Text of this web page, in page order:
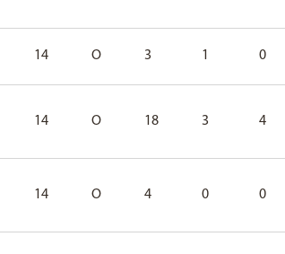
14 O 3 1 0
14 O 18 3 4
14 O 4 0 0